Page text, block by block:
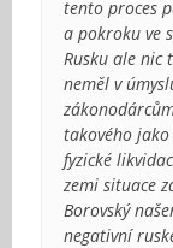
tento proces
a pokroku ve
Rusku ale nic
neměl v
takového
fyzické
zemi situace
Borovský
negativní